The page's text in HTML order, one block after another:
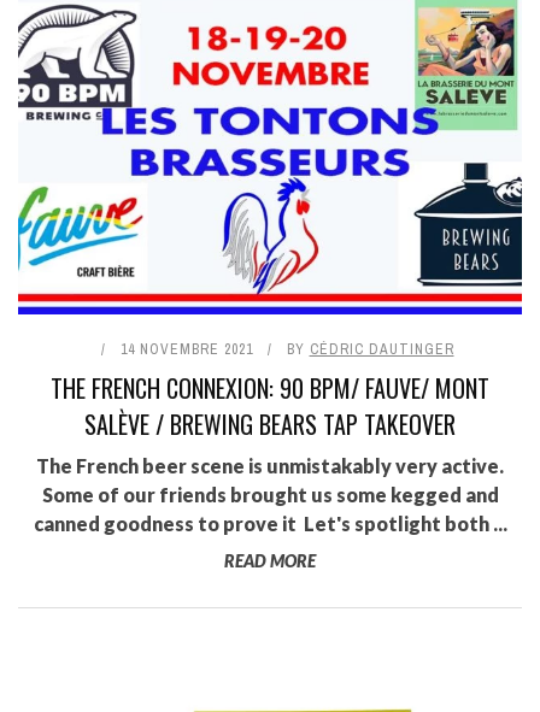
14 NOVEMBRE 2021 BY CÉDRIC DAUTINGER
THE FRENCH CONNEXION: 90 BPM/ FAUVE/ MONT
SALÈVE / BREWING BEARS TAP TAKEOVER
The French beer scene is unmistakably very active.
Some of our friends brought us some kegged and
canned goodness to prove it Let's spotlight both ...
READ MORE